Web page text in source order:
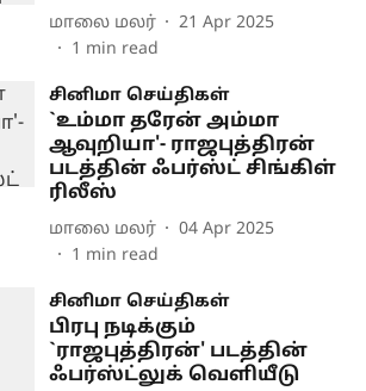
மாலை மலர்
21 Apr 2025
1 min read
சினிமா செய்திகள்
`உம்மா தரேன் அம்மா
ஆவுறியா'- ராஜபுத்திரன்
படத்தின் ஃபர்ஸ்ட் சிங்கிள்
ரிலீஸ்
மாலை மலர்
04 Apr 2025
1 min read
சினிமா செய்திகள்
பிரபு நடிக்கும்
`ராஜபுத்திரன்' படத்தின்
ஃபர்ஸ்ட்லுக் வெளியீடு